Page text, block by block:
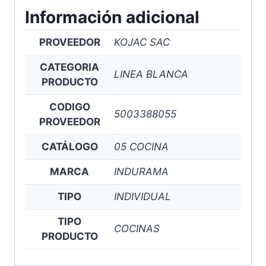
Información adicional
PROVEEDOR KOJAC SAC
CATEGORIA
PRODUCTO
LINEA BLANCA
CODIGO
PROVEEDOR
5003388055
CATÁLOGO 05 COCINA
MARCA INDURAMA
TIPO INDIVIDUAL
TIPO
PRODUCTO
COCINAS